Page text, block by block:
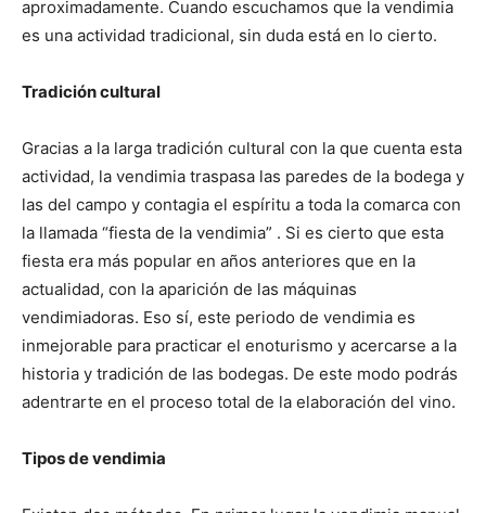
aproximadamente. Cuando escuchamos que la vendimia
es una actividad tradicional, sin duda está en lo cierto.
Tradición cultural
Gracias a la larga tradición cultural con la que cuenta esta
actividad, la vendimia traspasa las paredes de la bodega y
las del campo y contagia el espíritu a toda la comarca con
la llamada “fiesta de la vendimia” . Si es cierto que esta
fiesta era más popular en años anteriores que en la
actualidad, con la aparición de las máquinas
vendimiadoras. Eso sí, este periodo de vendimia es
inmejorable para practicar el enoturismo y acercarse a la
historia y tradición de las bodegas. De este modo podrás
adentrarte en el proceso total de la elaboración del vino.
Tipos de vendimia